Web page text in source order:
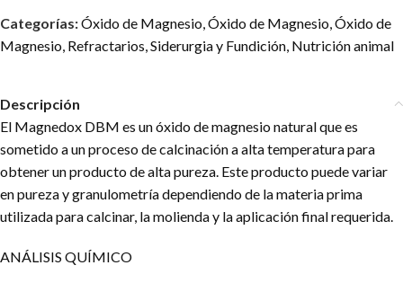
Categorías:Óxido de Magnesio Óxido de Magnesio Óxido de
Magnesio Refractarios Siderurgia y Fundición Nutrición animal
Descripción
El Magnedox DBM es un óxido de magnesio natural que es
sometido a un proceso de calcinación a alta temperatura para
obtener un producto de alta pureza. Este producto puede variar
en pureza y granulometría dependiendo de la materia prima
utilizada para calcinar, la molienda y la aplicación final requerida.
ANÁLISIS QUÍMICO